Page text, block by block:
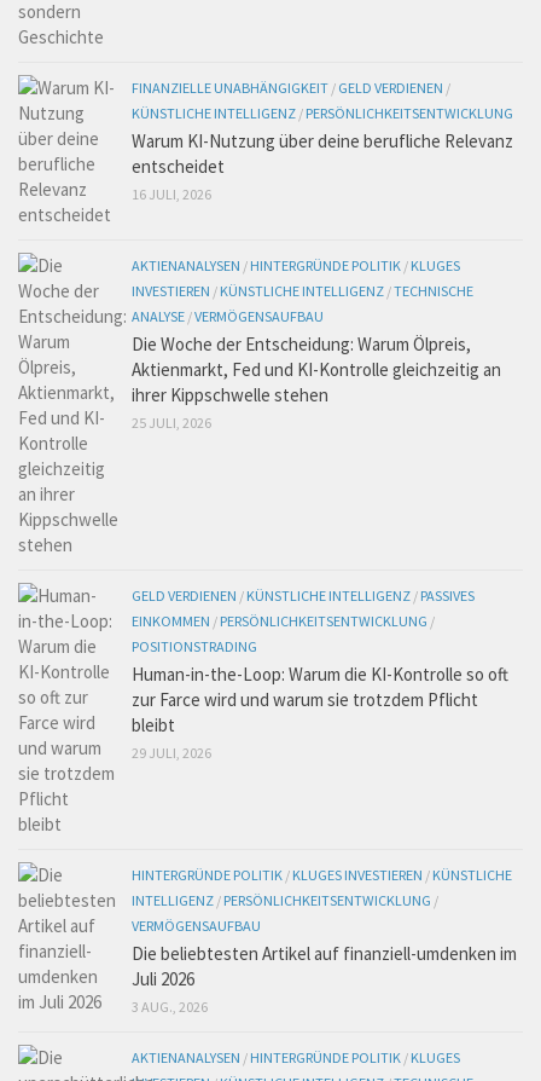
FINANZIELLE UNABHÄNGIGKEIT / GELD VERDIENEN /
KÜNSTLICHE INTELLIGENZ / PERSÖNLICHKEITSENTWICKLUNG
Warum KI-Nutzung über deine berufliche Relevanz
entscheidet
16 JULI, 2026
AKTIENANALYSEN / HINTERGRÜNDE POLITIK / KLUGES
INVESTIEREN / KÜNSTLICHE INTELLIGENZ /TECHNISCHE
ANALYSE /VERMÖGENSAUFBAU
Die Woche der Entscheidung: Warum Ölpreis,
Aktienmarkt, Fed und KI-Kontrolle gleichzeitig an
ihrer Kippschwelle stehen
25 JULI, 2026
GELD VERDIENEN / KÜNSTLICHE INTELLIGENZ / PASSIVES
EINKOMMEN / PERSÖNLICHKEITSENTWICKLUNG /
POSITIONSTRADING
Human-in-the-Loop: Warum die KI-Kontrolle so oft
zur Farce wird und warum sie trotzdem Pflicht
bleibt
29 JULI, 2026
HINTERGRÜNDE POLITIK / KLUGES INVESTIEREN / KÜNSTLICHE
INTELLIGENZ / PERSÖNLICHKEITSENTWICKLUNG /
VERMÖGENSAUFBAU
Die beliebtesten Artikel auf finanziell-umdenken im
Juli 2026
3 AUG., 2026
AKTIENANALYSEN / HINTERGRÜNDE POLITIK / KLUGES